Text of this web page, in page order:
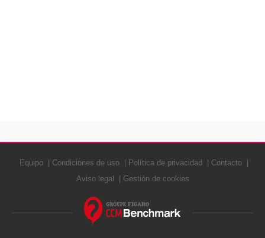
Equipo Condiciones de uso Política de privacidad
Contacto
Aviso legal
Gestión de cookies